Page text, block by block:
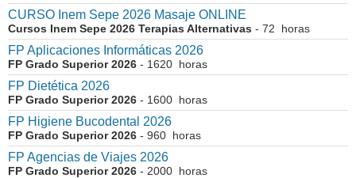
CURSO Inem Sepe 2026 Masaje ONLINE
Cursos Inem Sepe 2026 Terapias Alternativas - 72 horas
FP Aplicaciones Informáticas 2026
FP Grado Superior 2026 - 1620 horas
FP Dietética 2026
FP Grado Superior 2026 - 1600 horas
FP Higiene Bucodental 2026
FP Grado Superior 2026 - 960 horas
FP Agencias de Viajes 2026
FP Grado Superior 2026 - 2000 horas